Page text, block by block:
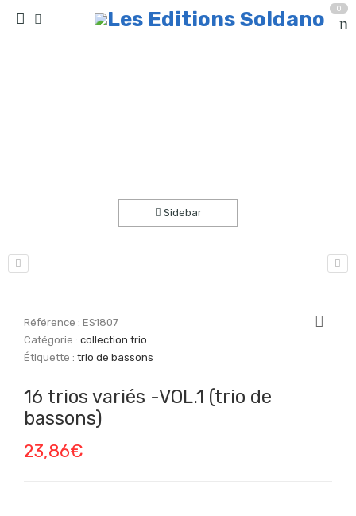
0
Sidebar
Référence :ES1807
Catégorie :collection trio
Étiquette :trio de bassons
16 trios variés -VOL.1 (trio de
bassons)
23,86€